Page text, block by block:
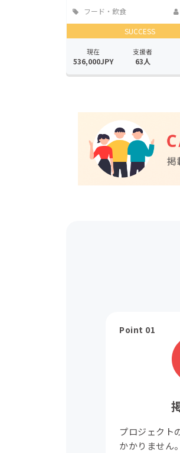
フード・飲食
店
SUCCESS
現在
536,000JPY
支援者
63人
Point 01
プロジェクト
かかりません